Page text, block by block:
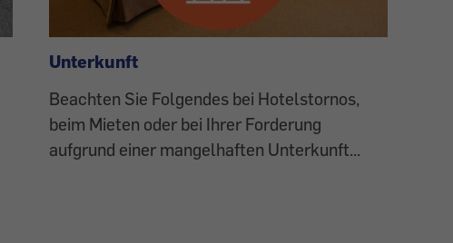
Unterkunft
Beachten Sie Folgendes bei Hotelstornos,
beim Mieten oder bei Ihrer Forderung
aufgrund einer mangelhaften Unterkunft...